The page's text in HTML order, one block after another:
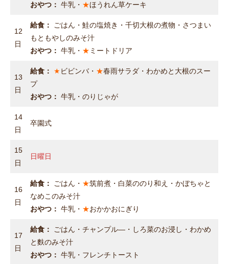
おやつ： 牛乳・ ★ほうれん草ケーキ
12
日
給食：
ごはん・鮭の塩焼き・千切大根の煮物・さつまい
もともやしのみそ汁
おやつ： 牛乳・ ★ ミートドリア
13
日
給食： ★ビビンバ・ ★春雨サラダ・わかめと大根のスー
プ
おやつ： 牛乳・のりじゃが
14
日
卒園式
15
日
日曜日
16
日
給食： ごはん・ ★筑前煮・白菜ののり和え・かぼちゃと
なめこのみそ汁
おやつ： 牛乳・ ★おかかおにぎり
17
日
給食：
ごはん・チャンプル―・しろ菜のお浸し・わかめ
と麩のみそ汁
おやつ： 牛乳・フレンチトースト